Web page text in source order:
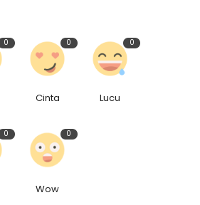
0 0
Cinta
0
Lucu
0 0
Wow